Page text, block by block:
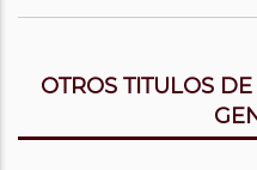
OTROS TITULOS